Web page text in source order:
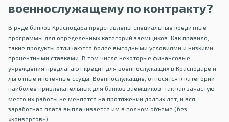
военнослужащему по контракту?
В ряде банков Краснодара представлены специальные кредитные
программы для определенных категорий заемщиков. Как правило,
такие продукты отличаются более выгодными условиями и низкими
процентными ставками. В том числе некоторые финансовые
учреждения предлагают кредит для военнослужащих в Краснодаре и
льготные ипотечные ссуды. Военнослужащие, относятся к категории
наиболее привлекательных для банков заемщиков, так как зачастую
место их работы не меняется на протяжении долгих лет, и вся
заработная плата выплачивается им в полном объеме (без
«конвертов»).